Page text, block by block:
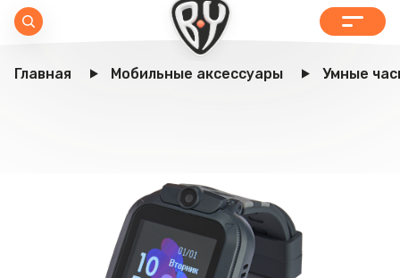
Главная Мобильные аксессуары Умные